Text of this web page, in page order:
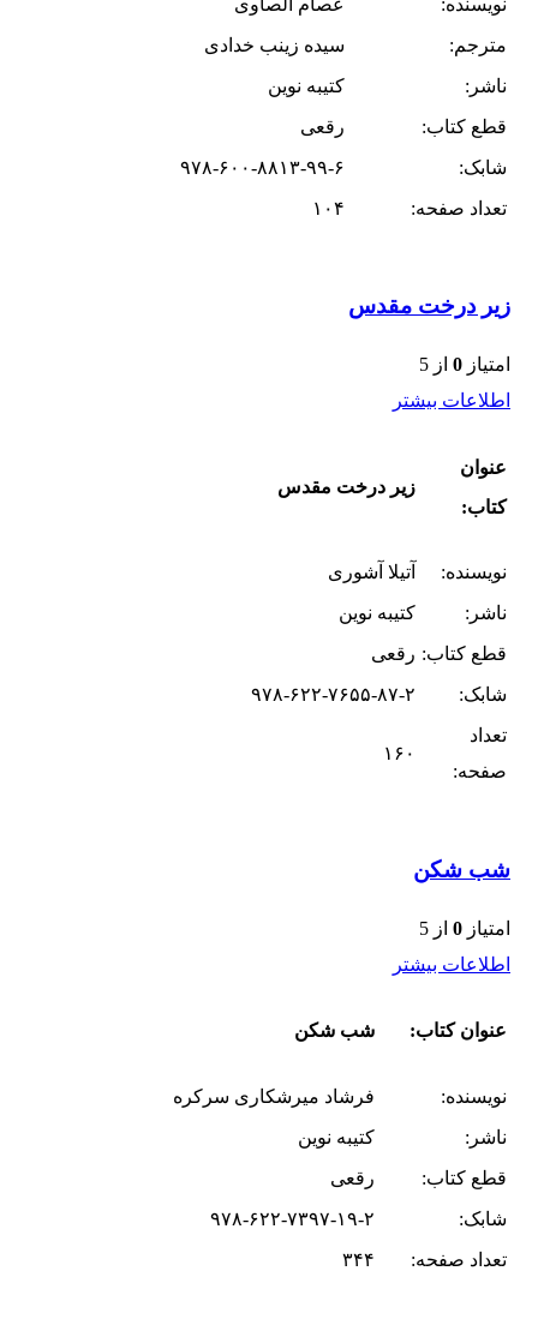
مترجم:
سیده زینب خدادی
ناشر:
کتیبه نوین
قطع کتاب:
رقعی
شابک:
۹۷۸-۶۰۰-۸۸۱۳-۹۹-۶
تعداد صفحه:
۱۰۴
زیر درخت مقدس
امتیاز 0 از 5
اطلاعات بیشتر
عنوان
کتاب:
زیر درخت مقدس
نویسنده:
آتیلا آشوری
ناشر:
کتیبه نوین
قطع کتاب: رقعی
شابک:
۹۷۸-۶۲۲-۷۶۵۵-۸۷-۲
تعداد
صفحه:
۱۶۰
شب شکن
امتیاز 0 از 5
اطلاعات بیشتر
عنوان کتاب: شب شکن
نویسنده:
فرشاد میرشکاری سرکره
ناشر:
کتیبه نوین
قطع کتاب:
رقعی
شابک:
۹۷۸-۶۲۲-۷۳۹۷-۱۹-۲
تعداد صفحه:
۳۴۴